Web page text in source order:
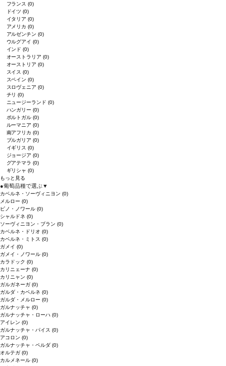
フランス(0)
ドイツ(0)
イタリア(0)
アメリカ(0)
アルゼンチン(0)
ウルグアイ(0)
インド(0)
オーストラリア(0)
オーストリア(0)
スイス(0)
スペイン(0)
スロヴェニア(0)
チリ(0)
ニュージーランド(0)
ハンガリー(0)
ポルトガル(0)
ルーマニア(0)
南アフリカ(0)
ブルガリア(0)
イギリス(0)
ジョージア(0)
グアテマラ(0)
ギリシャ(0)
もっと見る
●葡萄品種で選ぶ▼
カベルネ・ソーヴィニヨン (0)
メルロー (0)
ピノ・ノワール (0)
シャルドネ (0)
ソーヴィニヨン・ブラン (0)
カベルネ・ドリオ (0)
カベルネ・ミトス (0)
ガメイ (0)
ガメイ・ノワール (0)
カラドック (0)
カリニェーナ (0)
カリニャン (0)
ガルガネーガ (0)
ガルダ・カベルネ (0)
ガルダ・メルロー (0)
ガルナッチャ (0)
ガルナッチャ・ローハ (0)
アイレン (0)
ガルナッチャ・パイス (0)
アコロン (0)
ガルナッチャ・ペルダ (0)
オルテガ (0)
カルメネール (0)